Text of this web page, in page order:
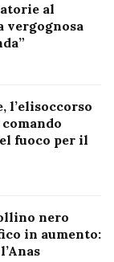
al
vergognosa
l’elisoccorso
fuoco per il
nero
in aumento: